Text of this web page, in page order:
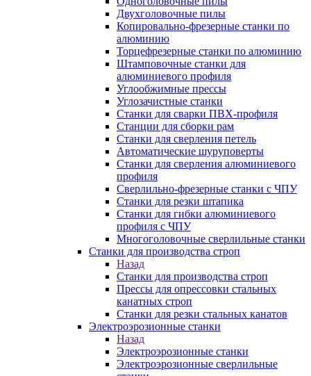
Двухголовочные пилы
Копировально-фрезерные станки по
алюминию
Торцефрезерные станки по алюминию
Штамповочные станки для
алюминиевого профиля
Углообжимные прессы
Углозачистные станки
Станки для сварки ПВХ-профиля
Станции для сборки рам
Станки для сверления петель
Автоматические шуруповерты
Станки для сверления алюминиевого
профиля
Сверлильно-фрезерные станки с ЧПУ
Станки для резки штапика
Станки для гибки алюминиевого
профиля с ЧПУ
Многоголовочные сверлильные станки
Станки для производства строп
Назад
Станки для производства строп
Прессы для опрессовки стальных
канатных строп
Станки для резки стальных канатов
Электроэрозионные станки
Назад
Электроэрозионные станки
Электроэрозионные сверлильные